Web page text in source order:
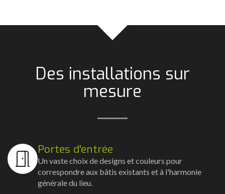
Des installations sur
mesure
Portes d'entrée
Un vaste choix de designs et couleurs pour
correspondre aux bâtis existants et à l'harmonie
générale du lieu.